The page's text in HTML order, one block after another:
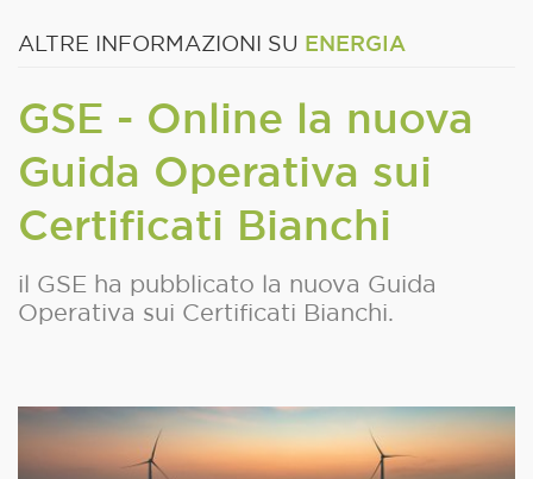
ALTRE INFORMAZIONI SU ENERGIA
GSE - Online la nuova
Guida Operativa sui
Certificati Bianchi
il GSE ha pubblicato la nuova Guida
Operativa sui Certificati Bianchi.